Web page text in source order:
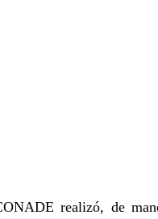
realizó, de